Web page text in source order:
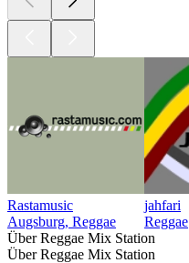
Rastamusic
Augsburg, Reggae
jahfari
Reggae
Über Reggae Mix Station
Über Reggae Mix Station